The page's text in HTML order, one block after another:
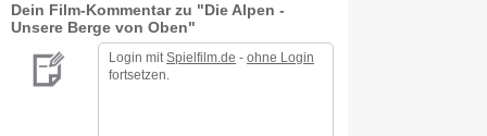
Dein Film-Kommentar zu "Die Alpen -
Unsere Berge von Oben"
Login mit Spielfilm.de - ohne Login
fortsetzen.